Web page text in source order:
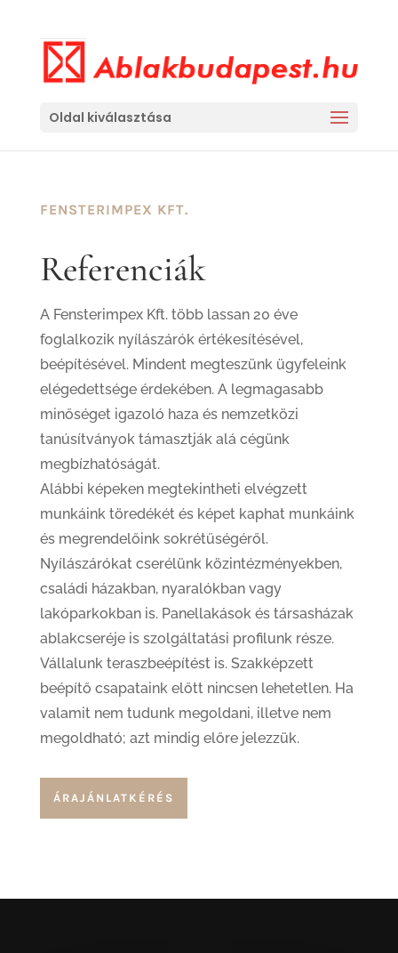
Oldal kiválasztása
FENSTERIMPEX KFT.
Referenciák
A Fensterimpex Kft. több lassan 20 éve
foglalkozik nyílászárók értékesítésével,
beépítésével. Mindent megteszünk ügyfeleink
elégedettsége érdekében. A legmagasabb
minőséget igazoló haza és nemzetközi
tanúsítványok támasztják alá cégünk
megbízhatóságát.
Alábbi képeken megtekintheti elvégzett
munkáink töredékét és képet kaphat munkáink
és megrendelőink sokrétűségéről.
Nyílászárókat cserélünk közintézményekben,
családi házakban, nyaralókban vagy
lakóparkokban is. Panellakások és társasházak
ablakcseréje is szolgáltatási profilunk része.
Vállalunk teraszbeépítést is. Szakképzett
beépítő csapataink előtt nincsen lehetetlen. Ha
valamit nem tudunk megoldani, illetve nem
megoldható; azt mindig előre jelezzük.
ÁRAJÁNLATKÉRÉS